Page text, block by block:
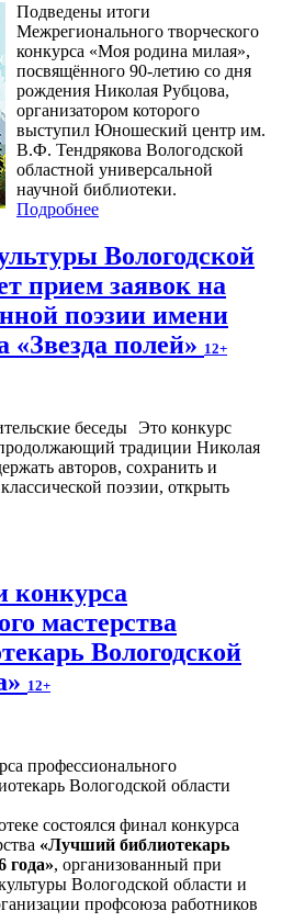
Подведены итоги
Межрегионального творческого
конкурса «Моя родина милая»,
посвящённого 90-летию со дня
рождения Николая Рубцова,
организатором которого
выступил Юношеский центр им.
В.Ф. Тендрякова Вологодской
областной универсальной
научной библиотеки.
Подробнее
Вологодской
прием заявок на
поэзии имени
полей» 12+
Это конкурс
продолжающий традиции Николая
авторов, сохранить и
поэзии, открыть
конкурса
мастерства
Вологодской
12+
состоялся финал конкурса
«Лучший библиотекарь
года», организованный при
Вологодской области и
профсоюза работников